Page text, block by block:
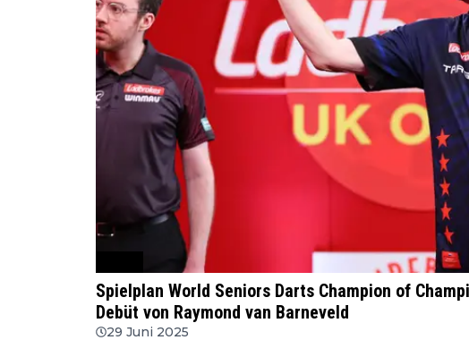
Spielplan World Seniors Darts Champion of
Debüt von Raymond van Barneveld
29 Juni 2025